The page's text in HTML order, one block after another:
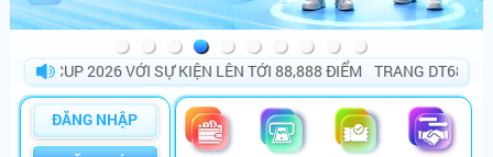
CUP 2026 VỚI SỰ KIỆN LÊN TỚI 88,888 ĐIỂM TRANG DT68 BÙNG
ĐĂNG NHẬP